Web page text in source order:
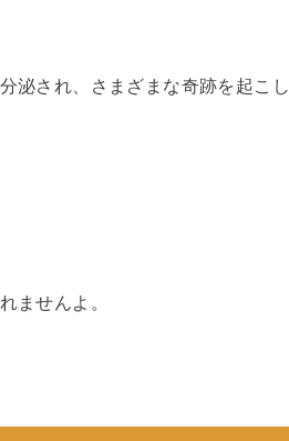
泌され、さまざまな奇跡を起こし
ませんよ。